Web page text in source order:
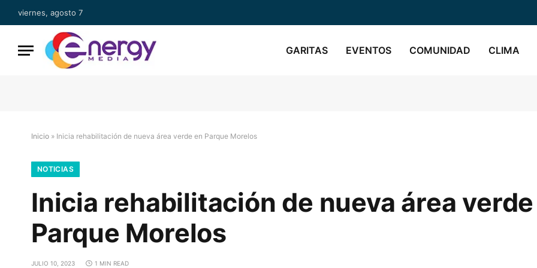
viernes, agosto 7
GARITAS EVENTOS COMUNIDAD CLIMA
Inicio » Inicia rehabilitación de nueva área verde en Parque Morelos
NOTICIAS
Inicia rehabilitación de nueva área
Parque Morelos
JULIO 10, 2023 1 MIN READ